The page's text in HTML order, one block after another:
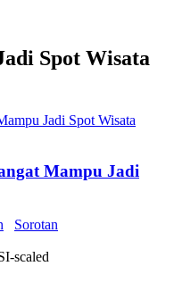
Spot Wisata
Mampu Jadi
Sorotan